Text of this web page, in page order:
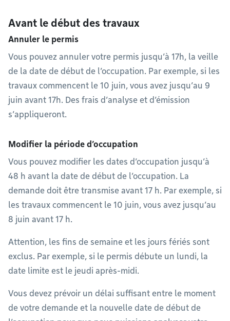
Avant le début des travaux
Annuler le permis
Vous pouvez annuler votre permis jusqu’à 17h, la veille
de la date de début de l’occupation. Par exemple, si les
travaux commencent le 10 juin, vous avez jusqu’au 9
juin avant 17h. Des frais d’analyse et d’émission
s’appliqueront.
Modifier la période d’occupation
Vous pouvez modifier les dates d’occupation jusqu’à
48 h avant la date de début de l’occupation. La
demande doit être transmise avant 17 h. Par exemple, si
les travaux commencent le 10 juin, vous avez jusqu’au
8 juin avant 17 h.
Attention, les fins de semaine et les jours fériés sont
exclus. Par exemple, si le permis débute un lundi, la
date limite est le jeudi après-midi.
Vous devez prévoir un délai suffisant entre le moment
de votre demande et la nouvelle date de début de